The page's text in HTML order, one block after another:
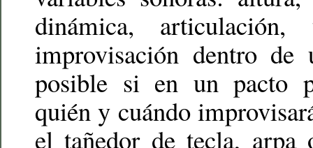
dinámica,
improvisación dentro
posible si en un pacto
quién y cuándo
el tañedor de tecla, arpa